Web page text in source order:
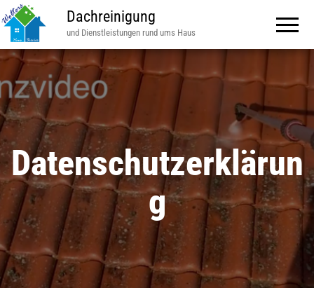
Dachreinigung
und Dienstleistungen rund ums Haus
Datenschutzerklärun
g